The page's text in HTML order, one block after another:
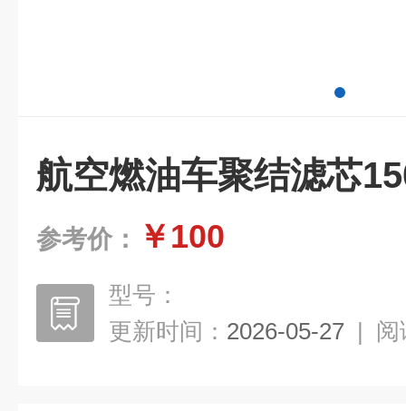
航空燃油车聚结滤芯
参考价： ￥100
型号：
更新时间： 2026-05-27 | 阅